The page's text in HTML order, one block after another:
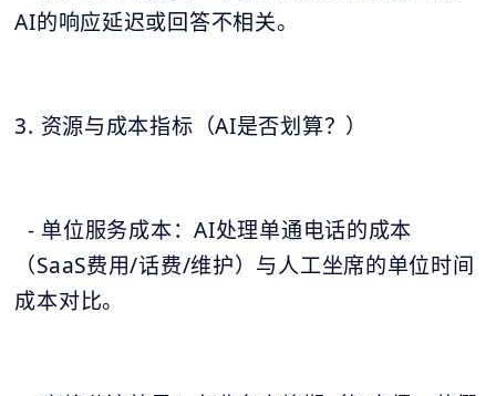
AI的响应延迟或回答不相关。
3. 资源与成本指标（AI是否划算？）
- 单位服务成本：AI处理单通电话的成本
（SaaS费用/话费/维护）与人工坐席的单位时间
成本对比。